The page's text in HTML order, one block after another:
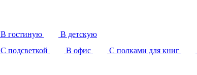
В гостиную
В детскую
С подсветкой В офис С полками для книг